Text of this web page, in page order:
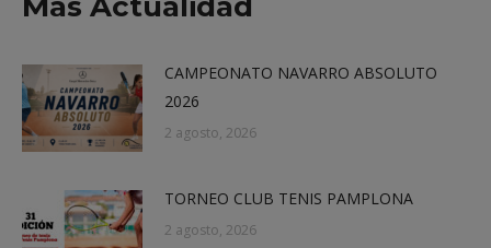
CAMPEONATO NAVARRO ABSOLUTO
2026
2 agosto, 2026
TORNEO CLUB TENIS PAMPLONA
2 agosto, 2026